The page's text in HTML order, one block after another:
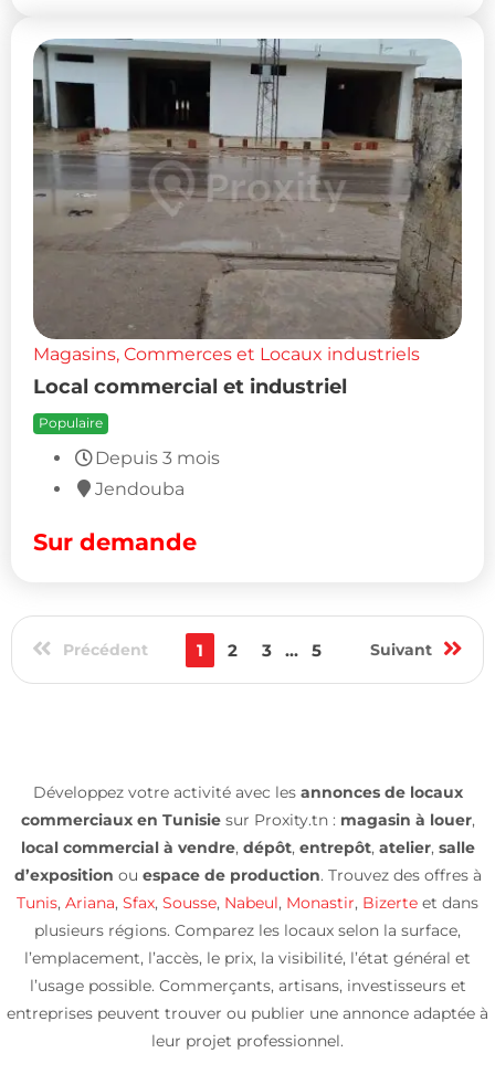
Magasins, Commerces et Locaux industriels
Local commercial et industriel
Populaire
Depuis 3 mois
Jendouba
Sur demande
Précédent 1 2 3 ... 5 Suivant
Développez votre activité avec les annonces de locaux
commerciaux en Tunisiesur Proxity.tn : magasin à louer,
local commercial à vendre, dépôt, entrepôt, atelier, salle
d’exposition ou espace de production. Trouvez des offres à
Tunis, Ariana, Sfax, Sousse, Nabeul, Monastir, Bizerte et dans
plusieurs régions. Comparez les locaux selon la surface,
l’emplacement, l’accès, le prix, la visibilité, l’état général et
l’usage possible. Commerçants, artisans, investisseurs et
entreprises peuvent trouver ou publier une annonce adaptée à
leur projet professionnel.